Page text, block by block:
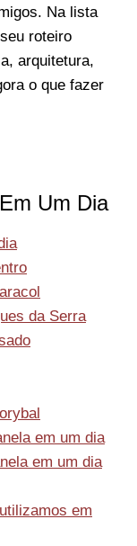
Na lista
roteiro
arquitetura,
o que fazer
Um Dia
da Serra
em um dia
em um dia
em